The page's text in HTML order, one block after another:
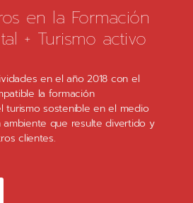
en la Formación
+ Turismo activo
en el año 2018 con el
la formación
turismo sostenible en el medio
ambiente que resulte divertido y
clientes.